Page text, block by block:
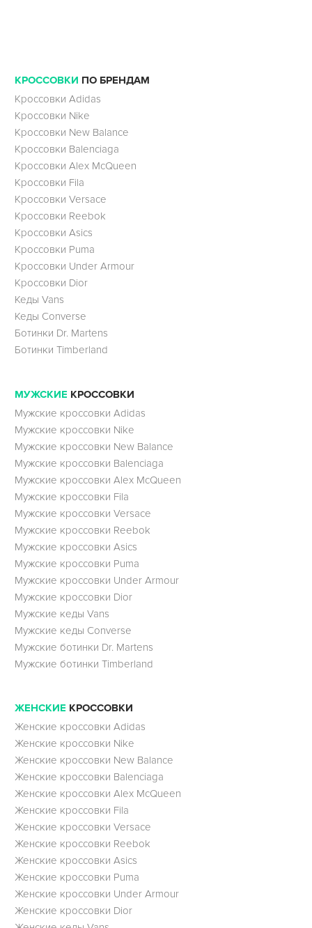
КРОССОВКИ ПО БРЕНДАМ
Кроссовки Adidas
Кроссовки Nike
Кроссовки New Balance
Кроссовки Balenciaga
Кроссовки Alex McQueen
Кроссовки Fila
Кроссовки Versace
Кроссовки Reebok
Кроссовки Asics
Кроссовки Puma
Кроссовки Under Armour
Кроссовки Dior
Кеды Vans
Кеды Converse
Ботинки Dr. Martens
Ботинки Timberland
МУЖСКИЕ КРОССОВКИ
Мужские кроссовки Adidas
Мужские кроссовки Nike
Мужские кроссовки New Balance
Мужские кроссовки Balenciaga
Мужские кроссовки Alex McQueen
Мужские кроссовки Fila
Мужские кроссовки Versace
Мужские кроссовки Reebok
Мужские кроссовки Asics
Мужские кроссовки Puma
Мужские кроссовки Under Armour
Мужские кроссовки Dior
Мужские кеды Vans
Мужские кеды Converse
Мужские ботинки Dr. Martens
Мужские ботинки Timberland
ЖЕНСКИЕ КРОССОВКИ
Женские кроссовки Adidas
Женские кроссовки Nike
Женские кроссовки New Balance
Женские кроссовки Balenciaga
Женские кроссовки Alex McQueen
Женские кроссовки Fila
Женские кроссовки Versace
Женские кроссовки Reebok
Женские кроссовки Asics
Женские кроссовки Puma
Женские кроссовки Under Armour
Женские кроссовки Dior